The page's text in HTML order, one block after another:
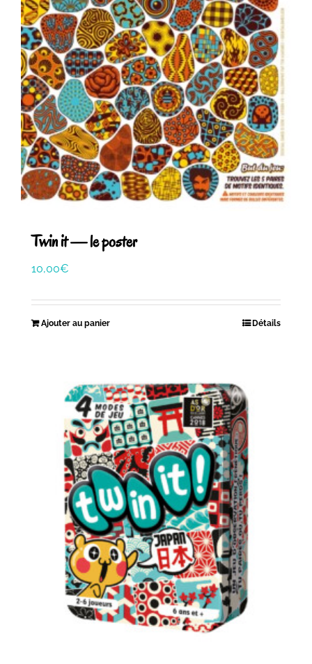
Twin it — le poster
10,00€
Ajouter au panier Détails